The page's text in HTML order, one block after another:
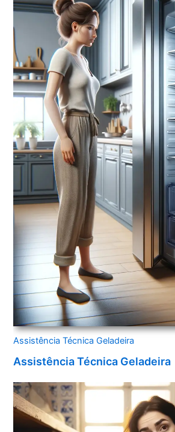
Assistência Técnica Geladeira
Assistência Técnica Geladeira